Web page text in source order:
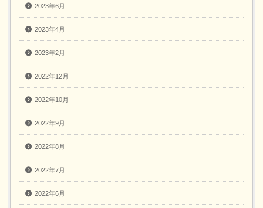
2023年6月
2023年4月
2023年2月
2022年12月
2022年10月
2022年9月
2022年8月
2022年7月
2022年6月